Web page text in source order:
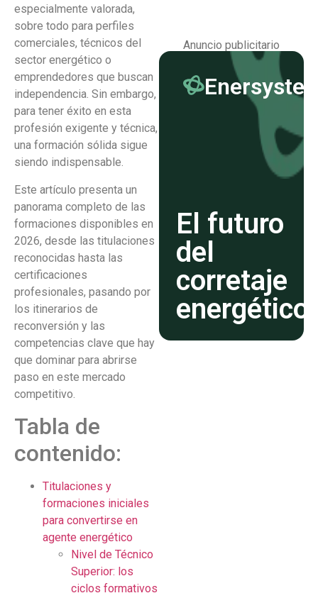
especialmente valorada,
sobre todo para perfiles
comerciales, técnicos del
sector energético o
emprendedores que buscan
independencia. Sin embargo,
para tener éxito en esta
profesión exigente y técnica,
una formación sólida sigue
siendo indispensable.
Este artículo presenta un
panorama completo de las
formaciones disponibles en
2026, desde las titulaciones
reconocidas hasta las
certificaciones
profesionales, pasando por
los itinerarios de
reconversión y las
competencias clave que hay
que dominar para abrirse
paso en este mercado
competitivo.
Tabla de
contenido:
Titulaciones y
formaciones iniciales
para convertirse en
agente energético
Nivel de Técnico
Superior: los
ciclos formativos
Anuncio publicitario
El futuro
del
corretaje
energético